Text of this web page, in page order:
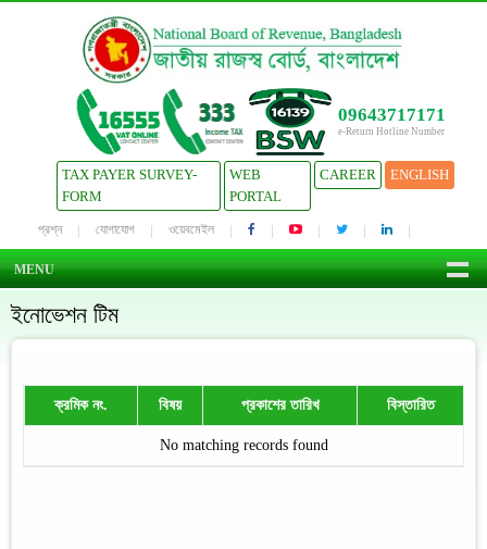
09643717171
e-Return Hotline Number
TAX PAYER SURVEY-
FORM
WEB
PORTAL
CAREER ENGLISH
প্রশ্ন যোগাযোগ ওয়েবমেইল
MENU
ইনোভেশন টিম
ক্রমিক নং. বিষয় প্রকাশের তারিখ বিস্তারিত
No matching records found